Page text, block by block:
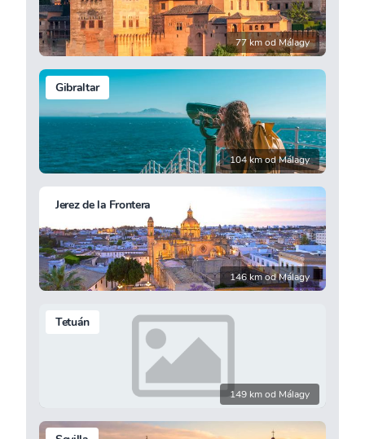
77 km od Málagy
Gibraltar
104 km od Málagy
Jerez de la Frontera
146 km od Málagy
Tetuán
149 km od Málagy